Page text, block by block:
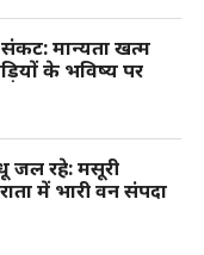
संकट: मान्यता खत्म
के भविष्य पर
जल रहे: मसूरी
में भारी वन संपदा